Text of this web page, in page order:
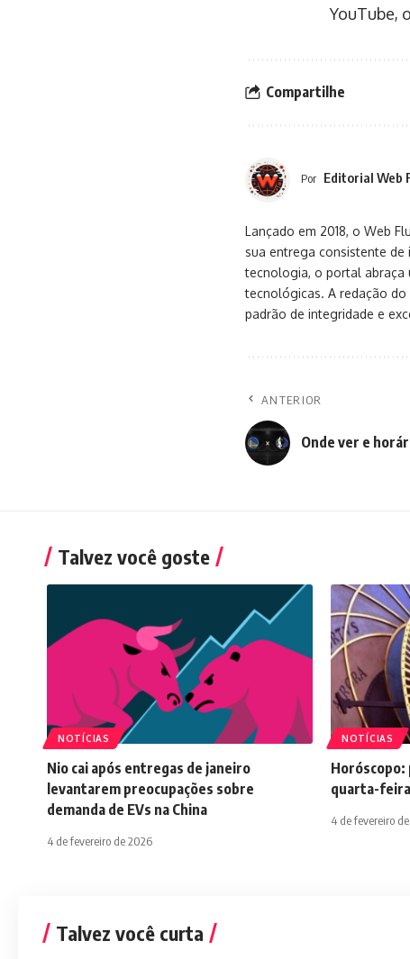
YouTube,
Compartilhe
Por Editorial Web
Lançado em 2018, o Web
sua entrega consistente de
tecnologia, o portal
tecnológicas. A redação
padrão de integridade e
ANTERIOR
Onde ver e
Talvez você goste
NOTÍCIAS
Nio cai após entregas de janeiro
levantarem preocupações sobre
demanda de EVs na China
4 de fevereiro de 2026
NOTÍCIAS
quarta-
4 de fevereiro
Talvez você curta